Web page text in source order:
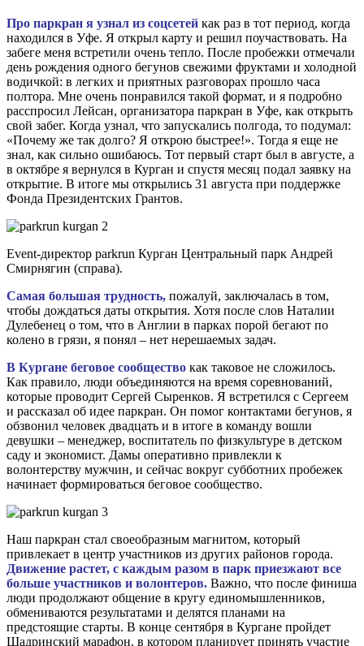
Про паркран я узнал из соцсетей как раз в тот период, когда
находился в Уфе. Я открыл карту и решил поучаствовать. На
забеге меня встретили очень тепло. После пробежки отмечали
день рождения одного бегунов свежими фруктами и холодной
водичкой: в легких и приятных разговорах прошло часа
полтора. Мне очень понравился такой формат, и я подробно
расспросил Лейсан, организатора паркран в Уфе, как открыть
свой забег. Когда узнал, что запускались полгода, то подумал:
«Почему же так долго? Я открою быстрее!». Тогда я еще не
знал, как сильно ошибаюсь. Тот первый старт был в августе, а
в октябре я вернулся в Курган и спустя месяц подал заявку на
открытие. В итоге мы открылись 31 августа при поддержке
Фонда Президентских Грантов.
Event-директор parkrun Курган Центральный парк Андрей
Смирнягин (справа).
Самая большая трудность, пожалуй, заключалась в том,
чтобы дождаться даты открытия. Хотя после слов Наталии
Дулебенец о том, что в Англии в парках порой бегают по
колено в грязи, я понял – нет нерешаемых задач.
В Кургане беговое сообщество как таковое не сложилось.
Как правило, люди объединяются на время соревнований,
которые проводит Сергей Сыренков. Я встретился с Сергеем
и рассказал об идее паркран. Он помог контактами бегунов, я
обзвонил человек двадцать и в итоге в команду вошли
девушки – менеджер, воспитатель по физкультуре в детском
саду и экономист. Дамы оперативно привлекли к
волонтерству мужчин, и сейчас вокруг субботних пробежек
начинает формироваться беговое сообщество.
Наш паркран стал своеобразным магнитом, который
привлекает в центр участников из других районов города.
Движение растет, с каждым разом в парк приезжают все
больше участников и волонтеров. Важно, что после финиша
люди продолжают общение в кругу единомышленников,
обмениваются результатами и делятся планами на
предстоящие старты. В конце сентября в Кургане пройдет
Шадринский марафон, в котором планирует принять участие